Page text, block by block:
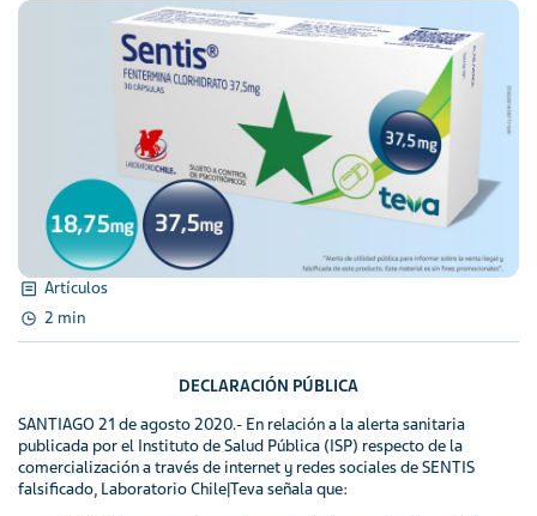
Artículos
2 min
DECLARACIÓN PÚBLICA
SANTIAGO 21 de agosto 2020.- En relación a la alerta sanitaria
publicada por el Instituto de Salud Pública (ISP) respecto de la
comercialización a través de internet y redes sociales de SENTIS
falsificado, Laboratorio Chile|Teva señala que: